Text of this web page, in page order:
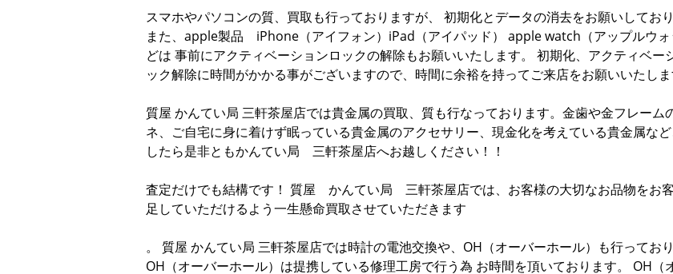
スマホやパソコンの質、買取も行っておりますが、 初期化とデータの消去をお願いしており
また、apple製品 iPhone（アイフォン）iPad（アイパッド） apple watch（アップルウォ
どは 事前にアクティベーションロックの解除もお願いいたします。 初期化、アクティベー
ック解除に時間がかかる事がございますので、時間に余裕を持ってご来店をお願いいたしま
質屋 かんてい局 三軒茶屋店では貴金属の買取、質も行なっております。金歯や金フレーム
ネ、ご自宅に身に着けず眠っている貴金属のアクセサリー、現金化を考えている貴金属など
したら是非ともかんてい局 三軒茶屋店へお越しください！！
査定だけでも結構です！ 質屋 かんてい局 三軒茶屋店では、お客様の大切なお品物をお
足していただけるよう一生懸命買取させていただきます
。 質屋 かんてい局 三軒茶屋店では時計の電池交換や、OH（オーバーホール）も行ってお
OH（オーバーホール）は提携している修理工房で行う為 お時間を頂いております。 OH（